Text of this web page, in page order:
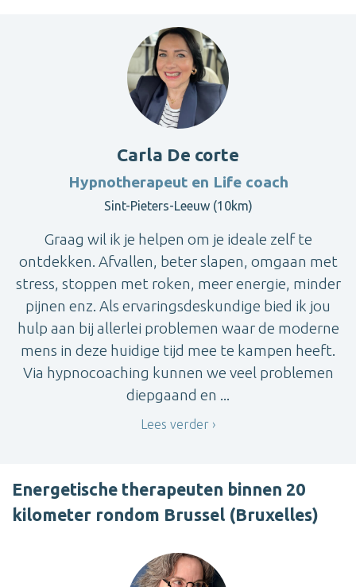
Carla De corte
Hypnotherapeut en Life coach
Sint-Pieters-Leeuw (10km)
Graag wil ik je helpen om je ideale zelf te
ontdekken. Afvallen, beter slapen, omgaan met
stress, stoppen met roken, meer energie, minder
pijnen enz. Als ervaringsdeskundige bied ik jou
hulp aan bij allerlei problemen waar de moderne
mens in deze huidige tijd mee te kampen heeft.
Via hypnocoaching kunnen we veel problemen
diepgaand en ...
Lees verder
Energetische therapeuten binnen 20
kilometer rondom Brussel (Bruxelles)